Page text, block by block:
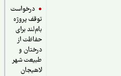
درخواست
توقف پروژه
بام‌لند برای
حفاظت از
درختان و
طبیعت شهر
لاهیجان